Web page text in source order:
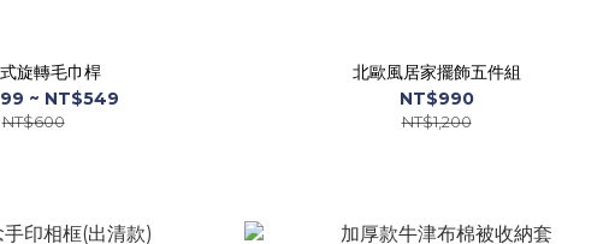
旋轉毛巾桿
~ NT$549
NT$600
北歐風居家擺飾五件組
NT$990
NT$1,200